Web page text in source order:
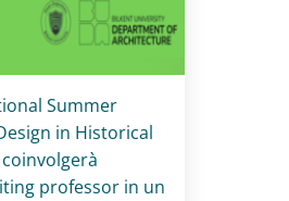
Summer
in Historical
coinvolgerà
professor in un